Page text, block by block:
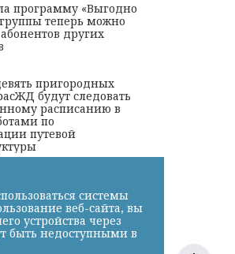
программу «Выгодно
теперь можно
других
пригородных
будут следовать
расписанию в
по
путевой
системы
веб-сайта, вы
устройства через
быть недоступными в